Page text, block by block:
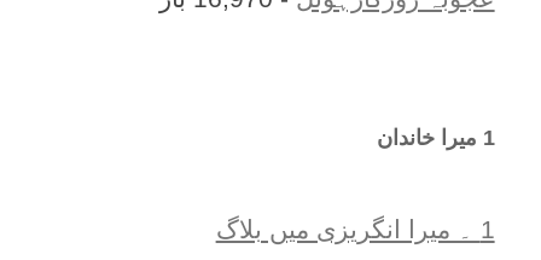
1 ميرا خاندان
1 ۔ ميرا انگريزی ميں بلاگ